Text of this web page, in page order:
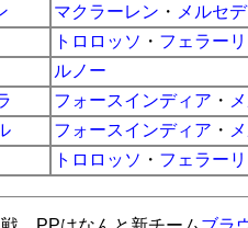
マクラーレン ・ メルセ
トロロッソ ・ フェラーリ
ルノー
フォースインディア ・
フォースインディア ・
トロロッソ ・ フェラーリ